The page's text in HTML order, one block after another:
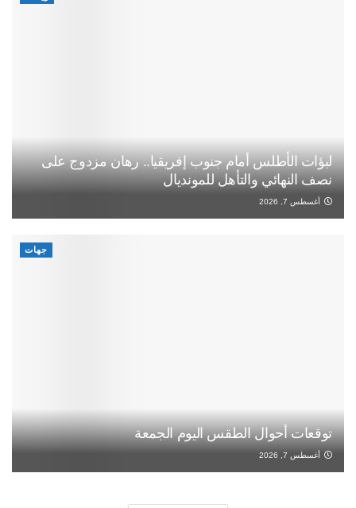
لبؤات الأطلس أمام جنوب إفريقيا.. رهان مزدوج على
نصف النهائي والتأهل للمونديال
أغسطس 7, 2026
جهات
توقعات أحوال الطقس اليوم الجمعة
أغسطس 7, 2026